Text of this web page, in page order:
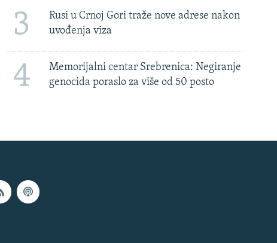
3
Rusi u Crnoj Gori traže nove adrese nakon
uvođenja viza
4
Memorijalni centar Srebrenica: Negiranje
genocida poraslo za više od 50 posto